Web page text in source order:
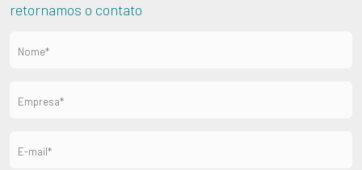
retornamos o contato